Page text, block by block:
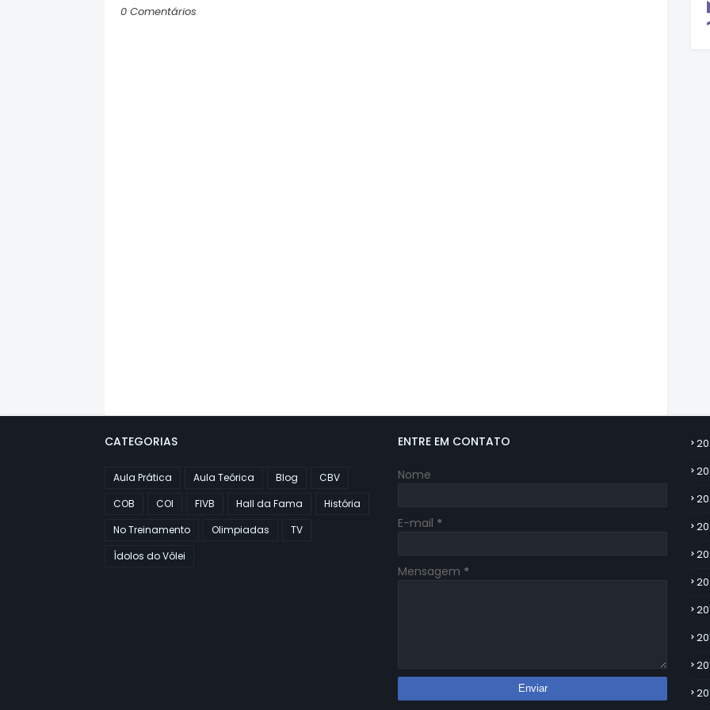
0 Comentários
CATEGORIAS
Aula Prática Aula Teórica Blog
CBV
COB
COI FIVB Hall da Fama
História
No Treinamento
Olimpiadas
TV
Ídolos do Vôlei
ENTRE EM CONTATO
Nome
E-mail *
Mensagem *